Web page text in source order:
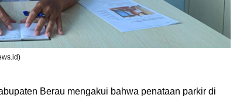
Berau mengakui bahwa penataan parkir di